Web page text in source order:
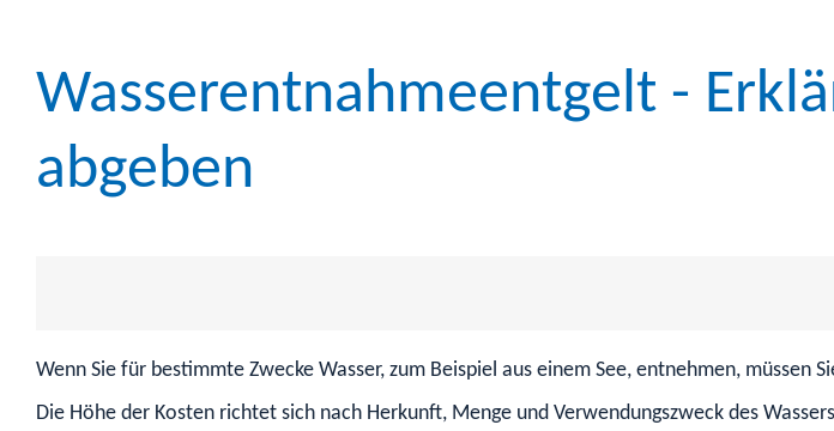
Wasserentnahmeentgelt -
abgeben
Wenn Sie für bestimmte Zwecke Wasser, zum Beispiel aus einem See, entnehmen, müssen
Die Höhe der Kosten richtet sich nach Herkunft, Menge und Verwendungszweck des